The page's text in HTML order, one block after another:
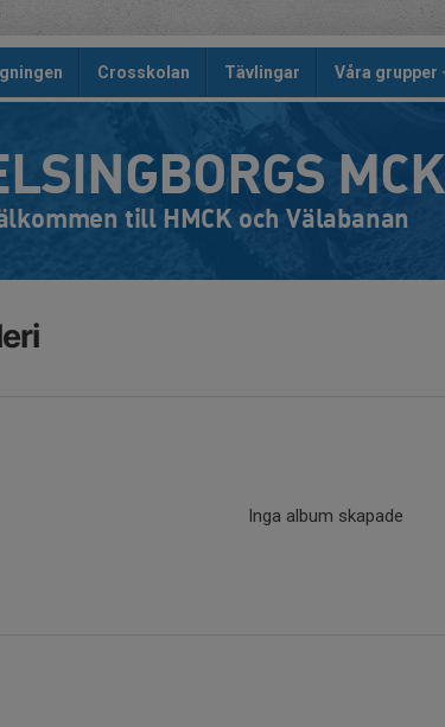
Crosskolan Tävlingar Våra grupper
MCK
till HMCK och Välabanan
Inga album skapade